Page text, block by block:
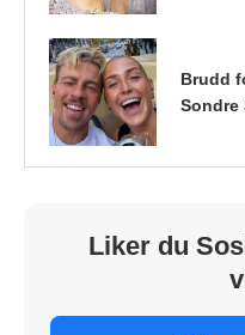
Brudd
Sondre
Liker du